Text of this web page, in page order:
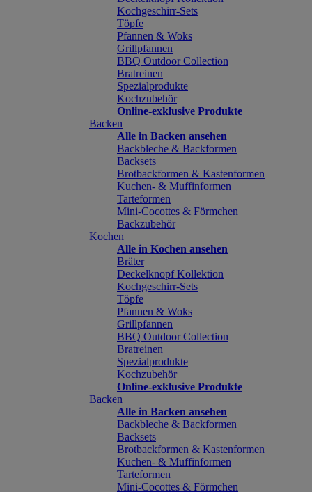
Kochgeschirr-Sets
Töpfe
Pfannen & Woks
Grillpfannen
BBQ Outdoor Collection
Bratreinen
Spezialprodukte
Kochzubehör
Online-exklusive Produkte
Backen
Alle in Backen ansehen
Backbleche & Backformen
Backsets
Brotbackformen & Kastenformen
Kuchen- & Muffinformen
Tarteformen
Mini-Cocottes & Förmchen
Backzubehör
Kochen
Alle in Kochen ansehen
Bräter
Deckelknopf Kollektion
Kochgeschirr-Sets
Töpfe
Pfannen & Woks
Grillpfannen
BBQ Outdoor Collection
Bratreinen
Spezialprodukte
Kochzubehör
Online-exklusive Produkte
Backen
Alle in Backen ansehen
Backbleche & Backformen
Backsets
Brotbackformen & Kastenformen
Kuchen- & Muffinformen
Tarteformen
Mini-Cocottes & Förmchen